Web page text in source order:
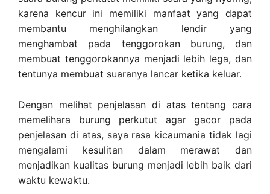
karena kencur ini memiliki manfaat yang dapat
membantu menghilangkan lendir yang
menghambat pada tenggorokan burung, dan
membuat tenggorokannya menjadi lebih lega, dan
tentunya membuat suaranya lancar ketika keluar.
Dengan melihat penjelasan di atas tentang cara
memelihara burung perkutut agar gacor pada
penjelasan di atas, saya rasa kicaumania tidak lagi
mengalami kesulitan dalam merawat dan
menjadikan kualitas burung menjadi lebih baik dari
waktu kewaktu.